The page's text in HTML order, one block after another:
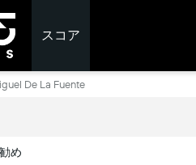
スコア
De La Fuente
め